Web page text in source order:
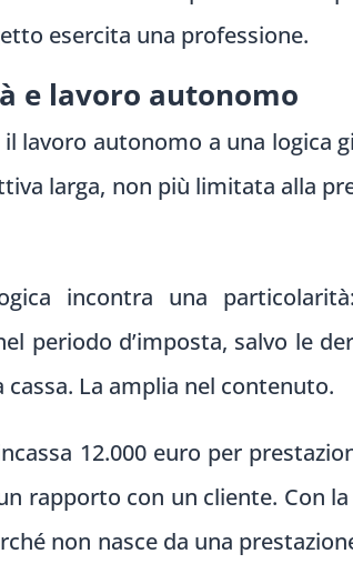
esercita una professione.
e lavoro autonomo
lavoro autonomo a una logica
larga, non più limitata alla
incontra una
periodo d’imposta, salvo le
La amplia nel contenuto.
12.000 euro per
rapporto con un cliente. Con
non nasce da una